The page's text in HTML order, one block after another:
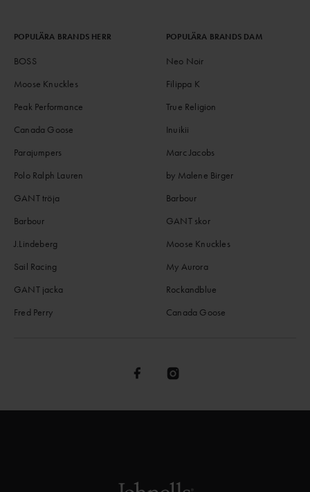
POPULÄRA BRANDS HERR
BOSS
Moose Knuckles
Peak Performance
Canada Goose
Parajumpers
Polo Ralph Lauren
GANT tröja
Barbour
J.Lindeberg
Sail Racing
GANT jacka
Fred Perry
POPULÄRA BRANDS DAM
Neo Noir
Filippa K
True Religion
Inuikii
Marc Jacobs
by Malene Birger
Barbour
GANT skor
Moose Knuckles
My Aurora
Rockandblue
Canada Goose